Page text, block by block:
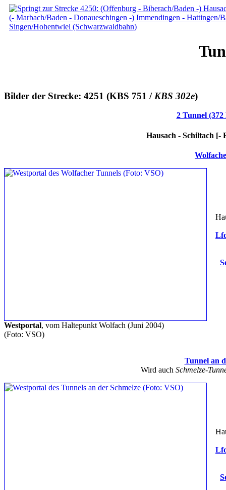
Bilder der Strecke: 4251 (KBS 751 / KBS 302e)
2 Tunnel (372
Hausach - Schiltach [-
Westportal, vom Haltepunkt Wolfach (Juni 2004)
(Foto: VSO)
Tunnel an
Wird auch Schmelze-